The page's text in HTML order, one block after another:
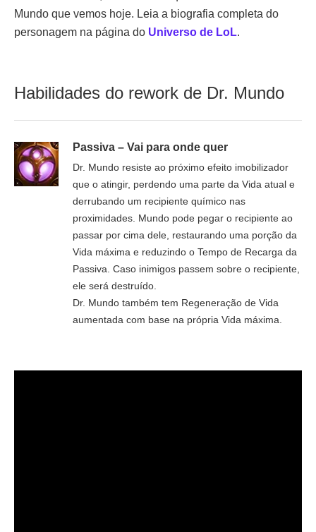
Mundo que vemos hoje. Leia a biografia completa do
personagem na página do Universo de LoL.
Habilidades do rework de Dr. Mundo
Passiva – Vai para onde quer
Dr. Mundo resiste ao próximo efeito imobilizador
que o atingir, perdendo uma parte da Vida atual e
derrubando um recipiente químico nas
proximidades. Mundo pode pegar o recipiente ao
passar por cima dele, restaurando uma porção da
Vida máxima e reduzindo o Tempo de Recarga da
Passiva. Caso inimigos passem sobre o recipiente,
ele será destruído.
Dr. Mundo também tem Regeneração de Vida
aumentada com base na própria Vida máxima.